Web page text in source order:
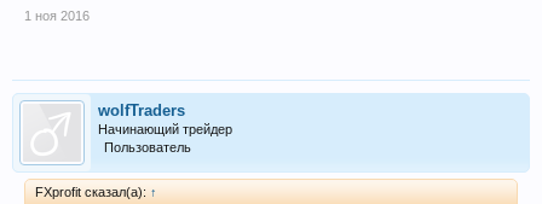
1 ноя 2016
wolfTraders
Начинающий трейдер
Пользователь
FXprofit сказал(а): ↑